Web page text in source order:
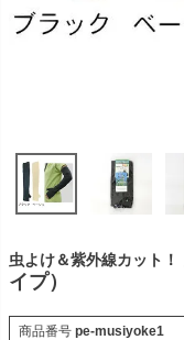
虫よけ＆紫外線カット！
イプ）
商品番号 pe-musiyoke1